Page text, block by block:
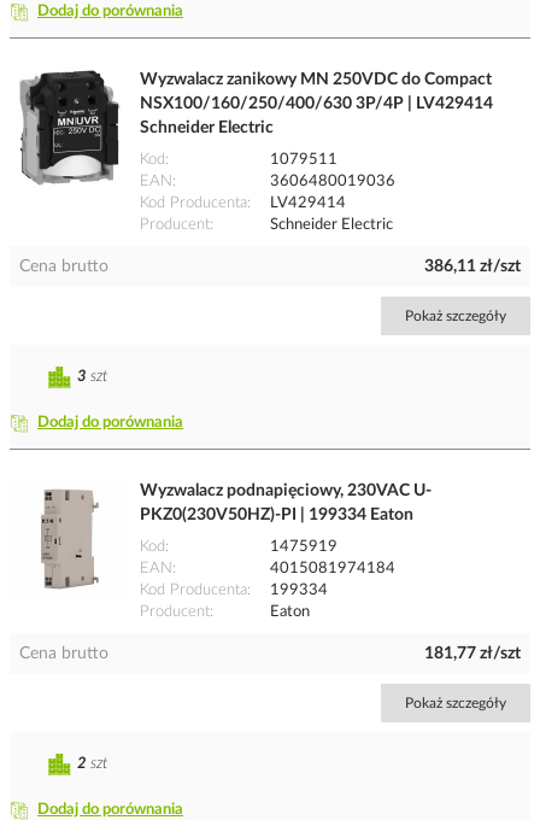
Dodaj do porównania
Wyzwalacz zanikowy MN 250VDC do Compact
NSX100/160/250/400/630 3P/4P | LV429414
Schneider Electric
Kod
1079511
EAN
3606480019036
Kod Producenta
LV429414
Producent
Schneider Electric
Cena brutto 386,11 zł/szt
Pokaż szczegóły
Dodaj do porównania
3 szt
Wyzwalacz podnapięciowy, 230VAC U-
PKZ0(230V50HZ)-PI | 199334 Eaton
Kod
1475919
EAN
4015081974184
Kod Producenta
199334
Producent
Eaton
Cena brutto 181,77 zł/szt
Pokaż szczegóły
Dodaj do porównania
2 szt